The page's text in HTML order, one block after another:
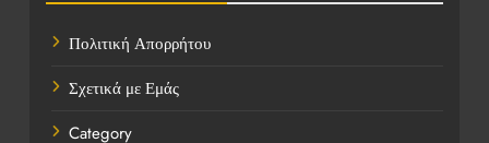
Υγεία
Πολιτική Απορρήτου
Σχετικά με Εμάς
Category